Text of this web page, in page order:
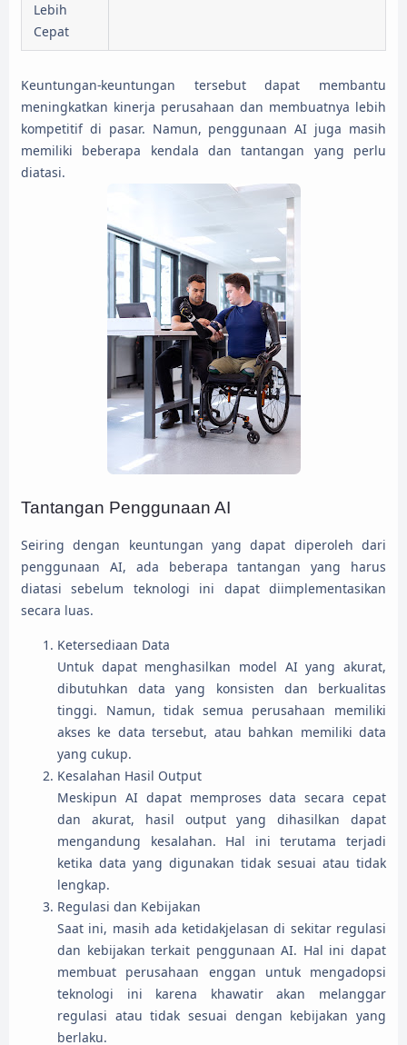
Lebih
Cepat
Keuntungan-keuntungan tersebut dapat membantu
meningkatkan kinerja perusahaan dan membuatnya lebih
kompetitif di pasar. Namun, penggunaan AI juga masih
memiliki beberapa kendala dan tantangan yang perlu
diatasi.
Tantangan Penggunaan AI
Seiring dengan keuntungan yang dapat diperoleh dari
penggunaan AI, ada beberapa tantangan yang harus
diatasi sebelum teknologi ini dapat diimplementasikan
secara luas.
Ketersediaan Data
Untuk dapat menghasilkan model AI yang akurat,
dibutuhkan data yang konsisten dan berkualitas
tinggi. Namun, tidak semua perusahaan memiliki
akses ke data tersebut, atau bahkan memiliki data
yang cukup.
Kesalahan Hasil Output
Meskipun AI dapat memproses data secara cepat
dan akurat, hasil output yang dihasilkan dapat
mengandung kesalahan. Hal ini terutama terjadi
ketika data yang digunakan tidak sesuai atau tidak
lengkap.
Regulasi dan Kebijakan
Saat ini, masih ada ketidakjelasan di sekitar regulasi
dan kebijakan terkait penggunaan AI. Hal ini dapat
membuat perusahaan enggan untuk mengadopsi
teknologi ini karena khawatir akan melanggar
regulasi atau tidak sesuai dengan kebijakan yang
berlaku.